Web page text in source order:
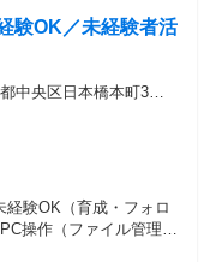
が,万一出勤となっても
験OK／未経験者活
本橋駅 徒歩1分／三越
相談可（必要に応じ